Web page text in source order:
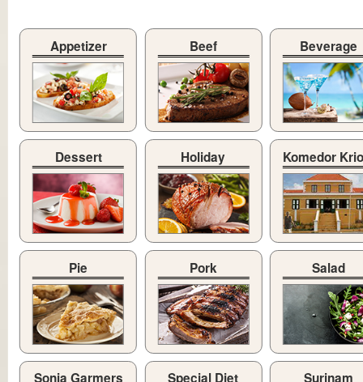
Appetizer Beef Beverage
Dessert Holiday Komedor
Pie Pork Salad
Sonia Garmers Special Diet Surinam